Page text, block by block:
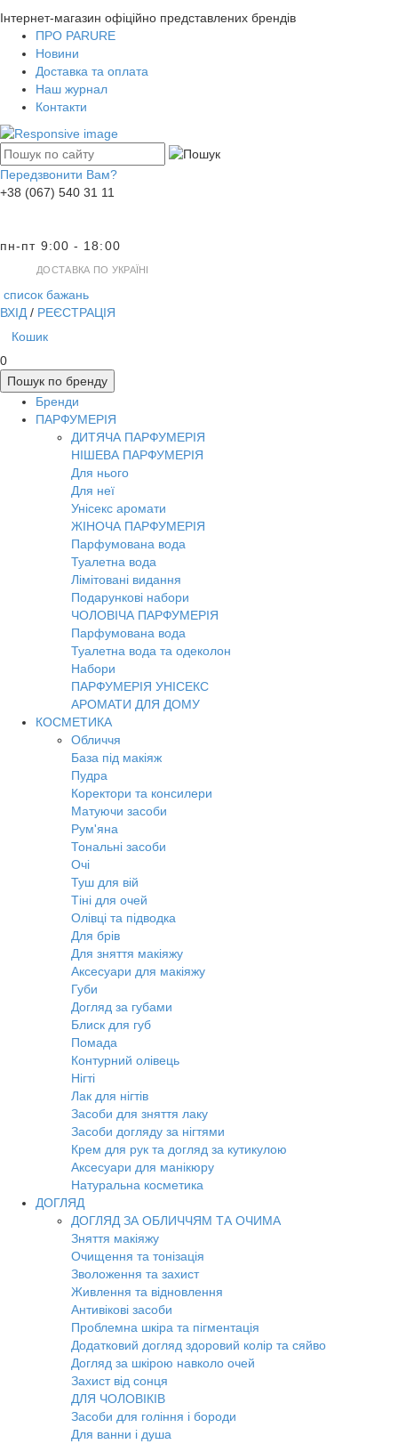
Інтернет-магазин офіційно представлених брендів
ПРО PARURE
Новини
Доставка та оплата
Наш журнал
Контакти
Передзвонити Вам?
+38 (067) 540 31 11
пн-пт 9:00 - 18:00
ДОСТАВКА ПО УКРАЇНІ
список бажань
ВХІД / РЕЄСТРАЦІЯ
Кошик
0
Пошук по бренду
Бренди
ПАРФУМЕРІЯ
ДИТЯЧА ПАРФУМЕРІЯ
НІШЕВА ПАРФУМЕРІЯ
Для нього
Для неї
Унісекс аромати
ЖІНОЧА ПАРФУМЕРІЯ
Парфумована вода
Туалетна вода
Лімітовані видання
Подарункові набори
ЧОЛОВІЧА ПАРФУМЕРІЯ
Парфумована вода
Туалетна вода та одеколон
Набори
ПАРФУМЕРІЯ УНІСЕКС
АРОМАТИ ДЛЯ ДОМУ
КОСМЕТИКА
Обличчя
База під макіяж
Пудра
Коректори та консилери
Матуючи засоби
Рум'яна
Тональні засоби
Очі
Туш для вій
Тіні для очей
Олівці та підводка
Для брів
Для зняття макіяжу
Аксесуари для макіяжу
Губи
Догляд за губами
Блиск для губ
Помада
Контурний олівець
Нігті
Лак для нігтів
Засоби для зняття лаку
Засоби догляду за нігтями
Крем для рук та догляд за кутикулою
Аксесуари для манікюру
Натуральна косметика
ДОГЛЯД
ДОГЛЯД ЗА ОБЛИЧЧЯМ ТА ОЧИМА
Зняття макіяжу
Очищення та тонізація
Зволоження та захист
Живлення та відновлення
Антивікові засоби
Проблемна шкіра та пігментація
Додатковий догляд здоровий колір та сяйво
Догляд за шкірою навколо очей
Захист від сонця
ДЛЯ ЧОЛОВІКІВ
Засоби для гоління і бороди
Для ванни і душа